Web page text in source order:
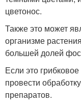
цветонос.
Также это может
организме
большей долей
Если это
провести
препаратов.